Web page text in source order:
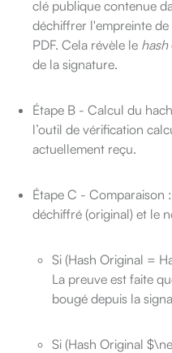
clé publique contenue
déchiffrer l'empreinte
PDF. Cela révèle le hash
de la signature.
Étape B - Calcul du
l’outil de vérification
actuellement reçu.
Étape C - Comparaison
déchiffré (original) et le
Si (Hash Original =
La preuve est faite
bougé depuis la
Si (Hash Original